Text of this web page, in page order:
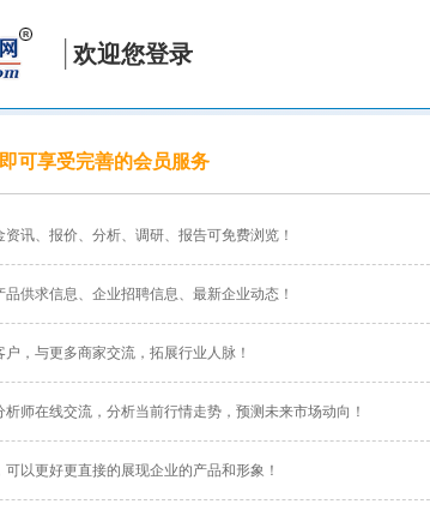
欢迎您登录
可享受完善的会员服务
资讯、报价、分析、调研、报告可免费浏览！
品供求信息、企业招聘信息、最新企业动态！
户，与更多商家交流，拓展行业人脉！
析师在线交流，分析当前行情走势，预测未来市场动向！
可以更好更直接的展现企业的产品和形象！